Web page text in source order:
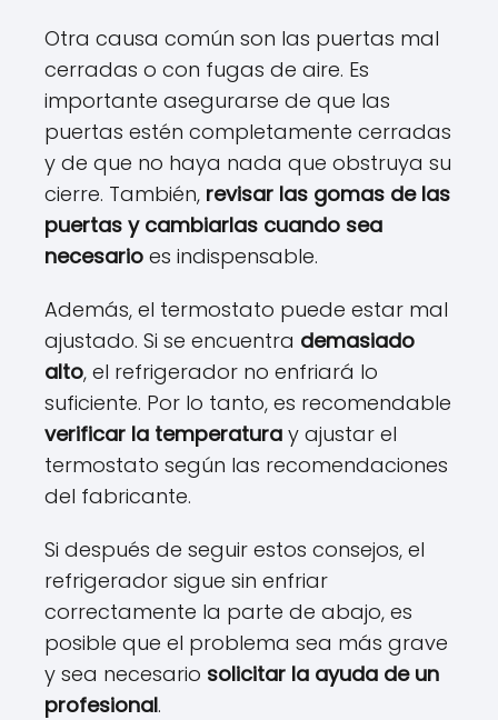
Otra causa común son las puertas mal
cerradas o con fugas de aire. Es
importante asegurarse de que las
puertas estén completamente cerradas
y de que no haya nada que obstruya su
cierre. También, revisar las gomas de las
puertas y cambiarlas cuando sea
necesario es indispensable.
Además, el termostato puede estar mal
ajustado. Si se encuentra demasiado
alto, el refrigerador no enfriará lo
suficiente. Por lo tanto, es recomendable
verificar la temperatura y ajustar el
termostato según las recomendaciones
del fabricante.
Si después de seguir estos consejos, el
refrigerador sigue sin enfriar
correctamente la parte de abajo, es
posible que el problema sea más grave
y sea necesario solicitar la ayuda de un
profesional.